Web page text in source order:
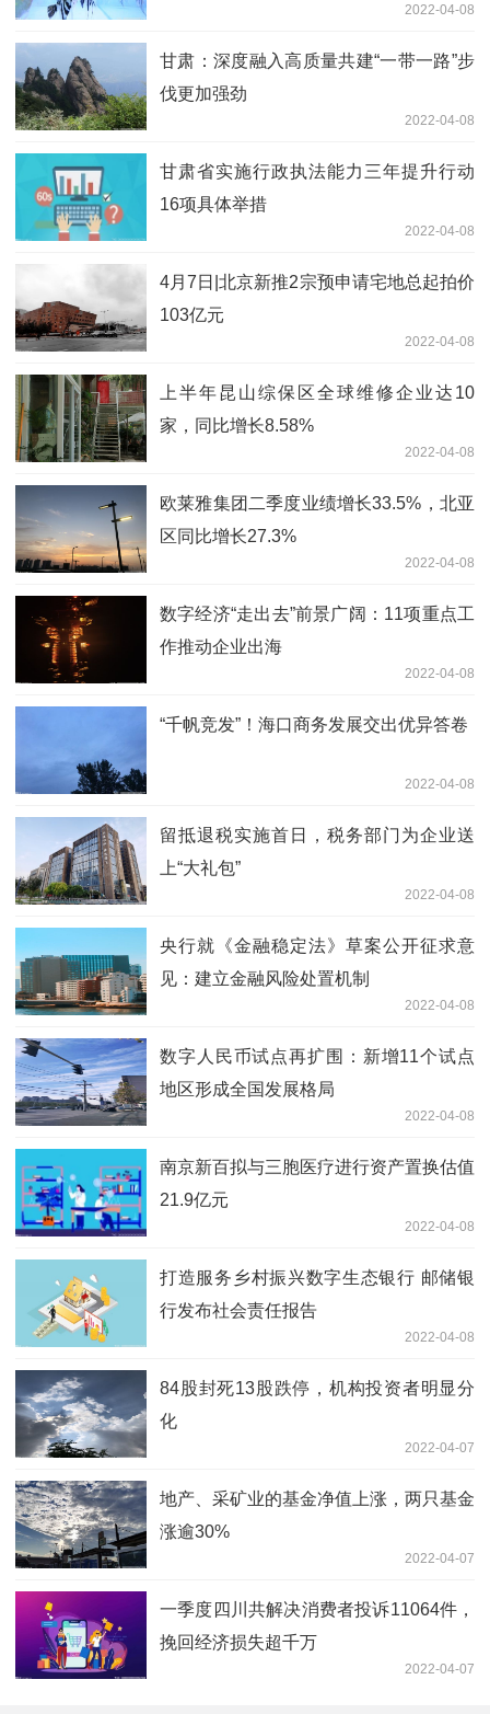
2022-04-08
甘肃：深度融入高质量共建“一带一路”步
伐更加强劲
2022-04-08
甘肃省实施行政执法能力三年提升行动
16项具体举措
2022-04-08
4月7日|北京新推2宗预申请宅地总起拍价
103亿元
2022-04-08
上半年昆山综保区全球维修企业达10
家，同比增长8.58%
2022-04-08
欧莱雅集团二季度业绩增长33.5%，北亚
区同比增长27.3%
2022-04-08
数字经济“走出去”前景广阔：11项重点工
作推动企业出海
2022-04-08
“千帆竞发”！海口商务发展交出优异答卷
2022-04-08
留抵退税实施首日，税务部门为企业送
上“大礼包”
2022-04-08
央行就《金融稳定法》草案公开征求意
见：建立金融风险处置机制
2022-04-08
数字人民币试点再扩围：新增11个试点
地区形成全国发展格局
2022-04-08
南京新百拟与三胞医疗进行资产置换估值
21.9亿元
2022-04-08
打造服务乡村振兴数字生态银行 邮储银
行发布社会责任报告
2022-04-08
84股封死13股跌停，机构投资者明显分
化
2022-04-07
地产、采矿业的基金净值上涨，两只基金
涨逾30%
2022-04-07
一季度四川共解决消费者投诉11064件，
挽回经济损失超千万
2022-04-07